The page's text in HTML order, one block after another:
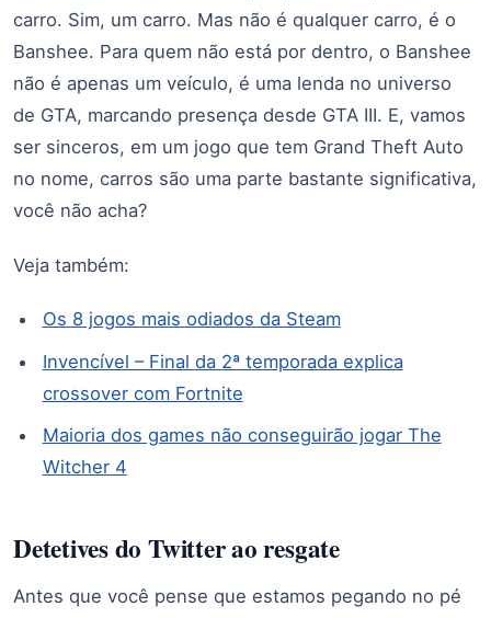
carro. Sim, um carro. Mas não é qualquer carro, é o
Banshee. Para quem não está por dentro, o Banshee
não é apenas um veículo, é uma lenda no universo
de GTA, marcando presença desde GTA III. E, vamos
ser sinceros, em um jogo que tem Grand Theft Auto
no nome, carros são uma parte bastante significativa,
você não acha?
Veja também:
Os 8 jogos mais odiados da Steam
Invencível – Final da 2ª temporada explica
crossover com Fortnite
Maioria dos games não conseguirão jogar The
Witcher 4
Detetives do Twitter ao resgate
Antes que você pense que estamos pegando no pé